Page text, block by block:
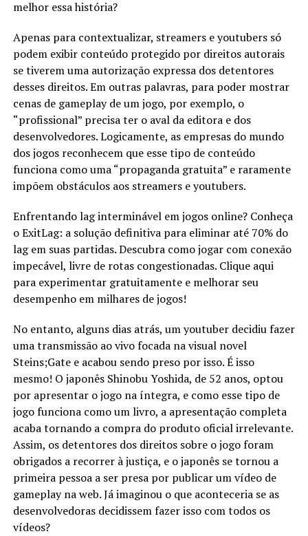
melhor essa história?
Apenas para contextualizar, streamers e youtubers só
podem exibir conteúdo protegido por direitos autorais
se tiverem uma autorização expressa dos detentores
desses direitos. Em outras palavras, para poder mostrar
cenas de gameplay de um jogo, por exemplo, o
“profissional” precisa ter o aval da editora e dos
desenvolvedores. Logicamente, as empresas do mundo
dos jogos reconhecem que esse tipo de conteúdo
funciona como uma “propaganda gratuita” e raramente
impõem obstáculos aos streamers e youtubers.
Enfrentando lag interminável em jogos online? Conheça
o ExitLag: a solução definitiva para eliminar até 70% do
lag em suas partidas. Descubra como jogar com conexão
impecável, livre de rotas congestionadas. Clique aqui
para experimentar gratuitamente e melhorar seu
desempenho em milhares de jogos!
No entanto, alguns dias atrás, um youtuber decidiu fazer
uma transmissão ao vivo focada na visual novel
Steins;Gate e acabou sendo preso por isso. É isso
mesmo! O japonês Shinobu Yoshida, de 52 anos, optou
por apresentar o jogo na íntegra, e como esse tipo de
jogo funciona como um livro, a apresentação completa
acaba tornando a compra do produto oficial irrelevante.
Assim, os detentores dos direitos sobre o jogo foram
obrigados a recorrer à justiça, e o japonês se tornou a
primeira pessoa a ser presa por publicar um vídeo de
gameplay na web. Já imaginou o que aconteceria se as
desenvolvedoras decidissem fazer isso com todos os
vídeos?